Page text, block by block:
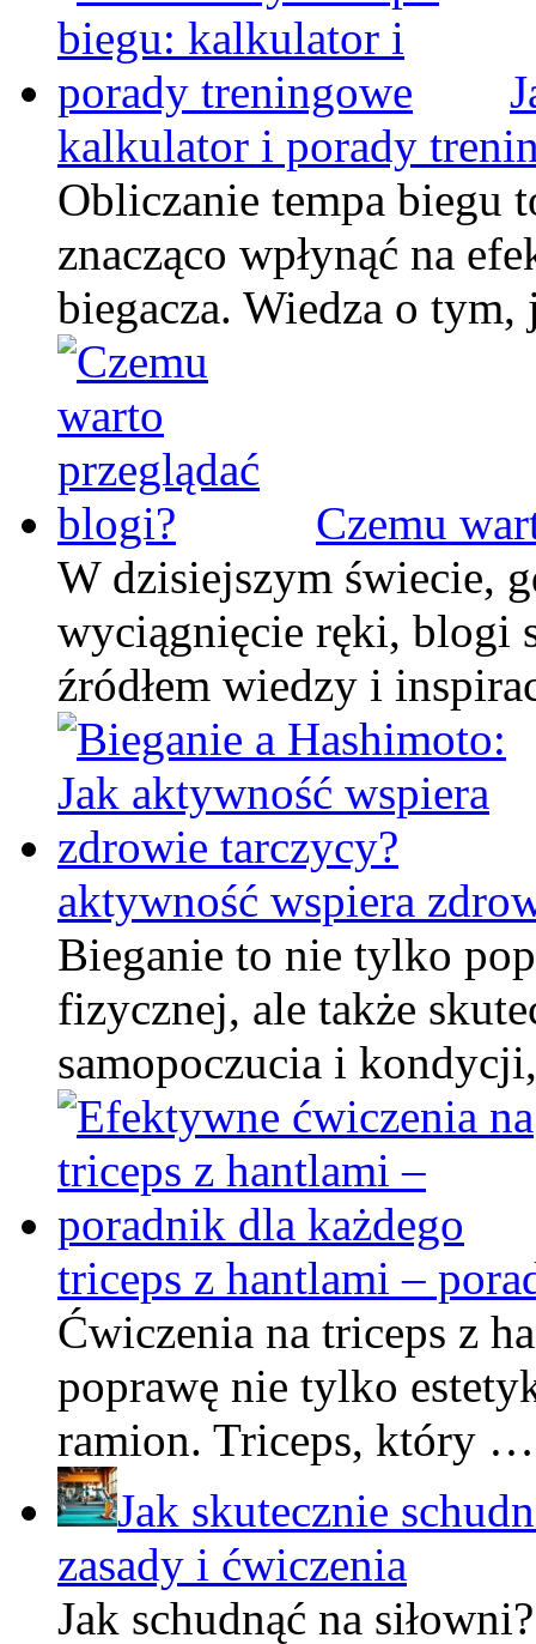
kalkulator i porady
Obliczanie tempa biegu
znacząco wpłynąć na
biegacza. Wiedza o
Czemu
W dzisiejszym świecie,
wyciągnięcie ręki, blogi
źródłem wiedzy i
aktywność wspiera
Bieganie to nie tylko
fizycznej, ale także
samopoczucia i
triceps z hantlami –
Ćwiczenia na triceps z
poprawę nie tylko
ramion. Triceps, który …
Jak skutecznie
zasady i ćwiczenia
Jak schudnąć na